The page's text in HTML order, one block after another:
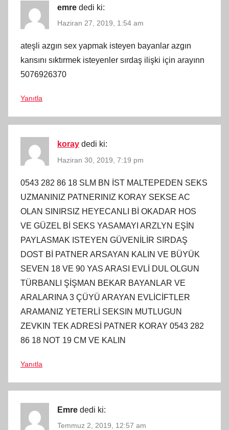
emre dedi ki:
Haziran 27, 2019, 1:54 am
ateşli azgın sex yapmak isteyen bayanlar azgın
karısını sıktırmek isteyenler sırdaş ilişki için arayınn
5076926370
Yanıtla
koray dedi ki:
Haziran 30, 2019, 7:19 pm
0543 282 86 18 SLM BN İST MALTEPEDEN SEKS
UZMANINIZ PATNERINIZ KORAY SEKSE AC
OLAN SINIRSIZ HEYECANLI Bİ OKADAR HOS
VE GÜZEL Bİ SEKS YASAMAYI ARZLYN EŞİN
PAYLASMAK ISTEYEN GÜVENİLİR SIRDAŞ
DOST Bİ PATNER ARSAYAN KALIN VE BÜYÜK
SEVEN 18 VE 90 YAS ARASI EVLİ DUL OLGUN
TÜRBANLI ŞİŞMAN BEKAR BAYANLAR VE
ARALARINA 3 ÇÜYÜ ARAYAN EVLİCİFTLER
ARAMANIZ YETERLİ SEKSIN MUTLUGUN
ZEVKIN TEK ADRESİ PATNER KORAY 0543 282
86 18 NOT 19 CM VE KALIN
Yanıtla
Emre dedi ki:
Temmuz 2, 2019, 12:57 am